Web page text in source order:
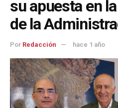
su apuesta en
de la
Por Redacción hace 1 año